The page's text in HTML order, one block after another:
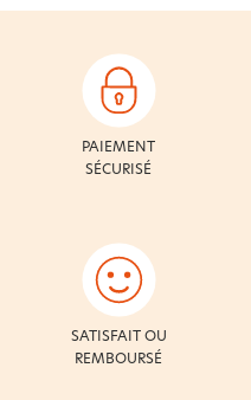
PAIEMENT
SÉCURISÉ
SATISFAIT OU
REMBOURSÉ